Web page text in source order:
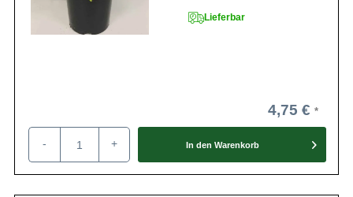
Rinde
Braun
Wurzeln
Eigenschaften
Die frostharte Spiraea japonica 'Golden
Princess' (Gelbe Japan-Spiere 'Golden
Princess') überzeugt mit ihren goldgelben
Blättern. Das Zusammenspiel der Blätter
mit den rosafarbenen Blüten ist sehr
attraktiv! Schönes Zierelement.
Lieferbar
4,75 €
- + In den Warenkorb